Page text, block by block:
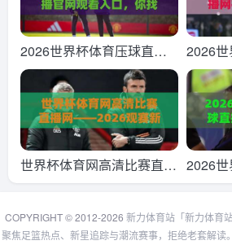
球直播
播网）
2026世界杯体育压球直播
官网观看入口，你找对了
吗？(2026世界杯体育压球
直播官网观看入口)
2026
网视频
世界杯
直播网
世界杯体育网高清比赛直播
网——2026观赛新姿势，
老球迷都懂！
2026
直播网
球迷必
COPYRIGHT © 2012-2026 新力体育站「新力体育
聚焦足篮热点、新星追踪与潮流赛事，拒绝老套解读